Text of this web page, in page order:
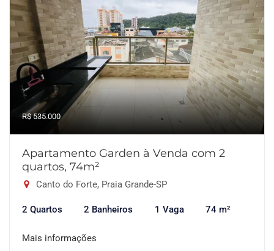
R$ 535.000
Apartamento Garden à Venda com 2
quartos, 74m²
Canto do Forte, Praia Grande-SP
2 Quartos 2 Banheiros 1 Vaga 74 m²
Mais informações